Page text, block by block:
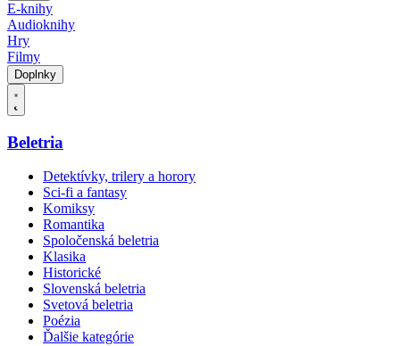
E-knihy
Audioknihy
Hry
Filmy
Doplnky
Beletria
Detektívky, trilery a horory
Sci-fi a fantasy
Komiksy
Romantika
Spoločenská beletria
Klasika
Historické
Slovenská beletria
Svetová beletria
Poézia
Ďalšie kategórie